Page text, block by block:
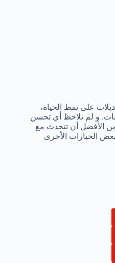
على نمط الحياة،
و لم تلاحظ أي تحسن
الأفضل أن تتحدث مع
الخيارات الأخرى